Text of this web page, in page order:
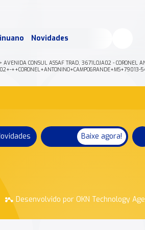
Novidades
CONSUL ASSAF TRAD, 3671LOJA02 -
Baixe agora!
Desenvolvido por OKN Technology